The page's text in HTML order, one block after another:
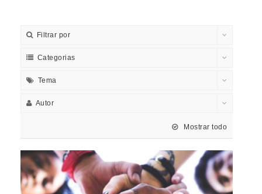
Filtrar por
Categorias
Tema
Autor
Mostrar todo